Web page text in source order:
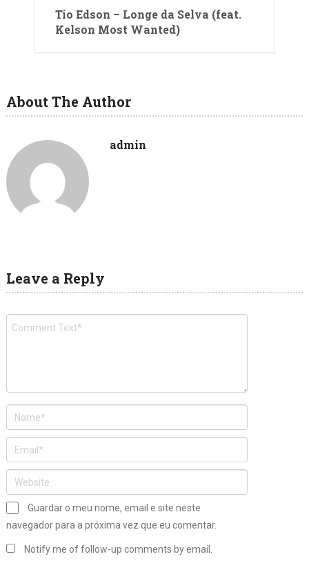
Tio Edson – Longe da Selva (feat.
Kelson Most Wanted)
About The Author
admin
Leave a Reply
Guardar o meu nome, email e site neste
navegador para a próxima vez que eu comentar.
Notify me of follow-up comments by email.